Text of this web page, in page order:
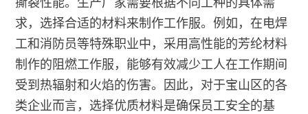
撕裂性能。生产厂家需要根据不同工种的具体需
求，选择合适的材料来制作工作服。例如，在电焊
工和消防员等特殊职业中，采用高性能的芳纶材料
制作的阻燃工作服，能够有效减少工人在工作期间
受到热辐射和火焰的伤害。因此，对于宝山区的各
类企业而言，选择优质材料是确保员工安全的基